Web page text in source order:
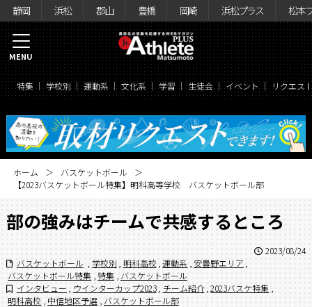
静岡 浜松 郡山 豊橋 岡崎 浜松プラス 松本
特集 学校別 運動系 文化系 学習 生徒会 イベント リクエス
MENU
ホーム
バスケットボール
【2023バスケットボール特集】明科高等学校 バスケットボール部
部の強みはチームで共感するところ
2023/08/24
バスケットボール
学校別 明科高校 運動系 安曇野エリア
バスケットボール特集 ,特集 バスケットボール
インタビュー
ウインターカップ2023 チーム紹介 2023バスケ特集
明科高校
中信地区予選 バスケットボール部